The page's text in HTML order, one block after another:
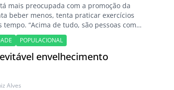
mais preocupada com a promoção da
beber menos, tenta praticar exercícios
“Acima de tudo, são pessoas com
alto”. A essas características positivas
que o envelhecimento da
POPULACIONAL
envelhecimento
Alves